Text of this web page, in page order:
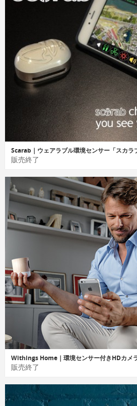
Scarab｜ウェアラブル環境センサー「スカラ
販売終了
Withings Home｜環境センサー付きHDカメ
販売終了